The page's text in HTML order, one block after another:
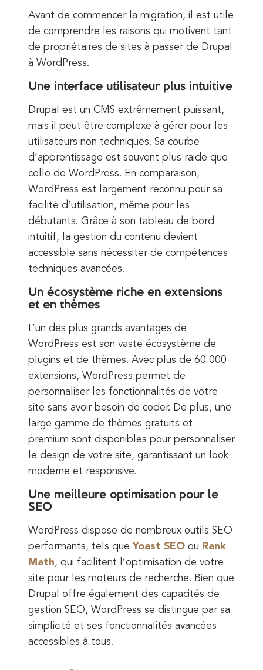
Avant de commencer la migration, il est utile
de comprendre les raisons qui motivent tant
de propriétaires de sites à passer de Drupal
à WordPress.
Une interface utilisateur plus intuitive
Drupal est un CMS extrêmement puissant,
mais il peut être complexe à gérer pour les
utilisateurs non techniques. Sa courbe
d’apprentissage est souvent plus raide que
celle de WordPress. En comparaison,
WordPress est largement reconnu pour sa
facilité d’utilisation, même pour les
débutants. Grâce à son tableau de bord
intuitif, la gestion du contenu devient
accessible sans nécessiter de compétences
techniques avancées.
Un écosystème riche en extensions
et en thèmes
L’un des plus grands avantages de
WordPress est son vaste écosystème de
plugins et de thèmes. Avec plus de 60 000
extensions, WordPress permet de
personnaliser les fonctionnalités de votre
site sans avoir besoin de coder. De plus, une
large gamme de thèmes gratuits et
premium sont disponibles pour personnaliser
le design de votre site, garantissant un look
moderne et responsive.
Une meilleure optimisation pour le
SEO
WordPress dispose de nombreux outils SEO
performants, tels que Yoast SEO ou Rank
Math, qui facilitent l’optimisation de votre
site pour les moteurs de recherche. Bien que
Drupal offre également des capacités de
gestion SEO, WordPress se distingue par sa
simplicité et ses fonctionnalités avancées
accessibles à tous.